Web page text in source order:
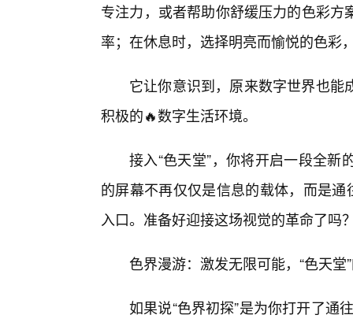
专注力，或者帮助你舒缓压力的色彩
率；在休息时，选择明亮而愉悦的色彩
它让你意识到，原来数字世界也
积极的🔥数字生活环境。
接入“色天堂”，你将开启一段全
的屏幕不再仅仅是信息的载体，而是
入口。准备好迎接这场视觉的革命了吗
色界漫游：激发无限可能，“色天堂
如果说“色界初探”是为你打开了通